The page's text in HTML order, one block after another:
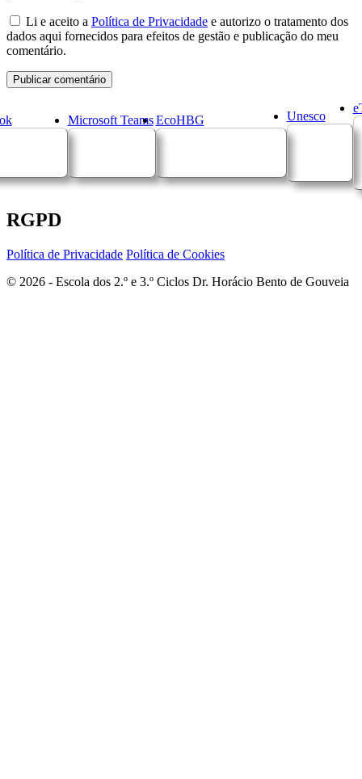
Li e aceito a Política de Privacidade e autorizo o tratamento dos
dados aqui fornecidos para efeitos de gestão e publicação do meu
comentário.
Microsoft Teams EcoHBG Unesco
RGPD
Política de Privacidade Política de Cookies
© 2026 - Escola dos 2.º e 3.º Ciclos Dr. Horácio Bento de Gouveia